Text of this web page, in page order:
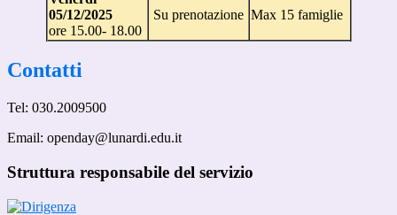
05/12/2025
ore 15.00- 18.00
Su prenotazione Max 15 famiglie
Contatti
Tel: 030.2009500
Email: openday@lunardi.edu.it
Struttura responsabile del servizio